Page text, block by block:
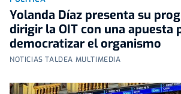
Yolanda Díaz presenta su
dirigir la OIT con una apuesta
democratizar el organismo
NOTICIAS TALDEA MULTIMEDIA